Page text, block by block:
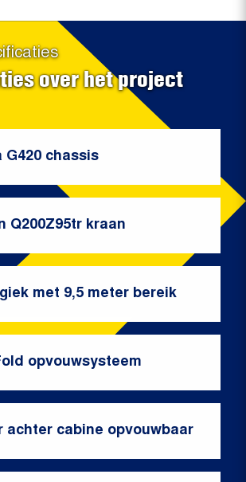
over het project
G420 chassis
Q200Z95tr kraan
met 9,5 meter bereik
opvouwsysteem
achter cabine opvouwbaar